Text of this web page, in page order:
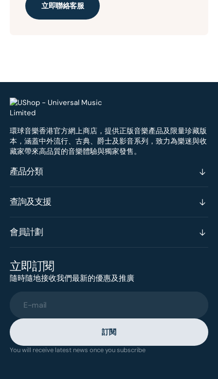
立即聯絡客服
環球音樂香港官方網上商店，提供正版音樂產品及限量珍藏版
本，涵蓋中外流行、古典、爵士及影音系列，致力為樂迷與收
藏家帶來高品質的音樂體驗與獨家發售。
產品分類
查詢及支援
會員計劃
立即訂閱
隨時隨地接收我們最新的優惠及推廣
E-mail
訂閱
You will receive latest news once you subscribe